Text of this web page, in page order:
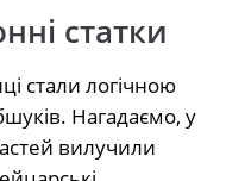
статки
стали логічною
Нагадаємо, у
вилучили